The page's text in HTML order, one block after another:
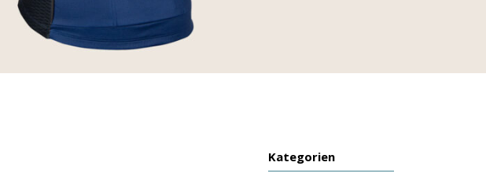
Kategorien